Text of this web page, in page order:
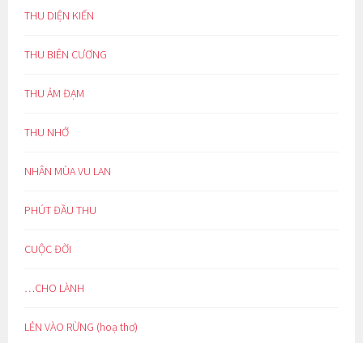
THU DIỆN KIẾN
THU BIÊN CƯƠNG
THU ẢM ĐẠM
THU NHỚ
NHÂN MÙA VU LAN
PHÚT ĐẦU THU
CUỘC ĐỜI
…CHO LÀNH
LẺN VÀO RỪNG (hoạ thơ)